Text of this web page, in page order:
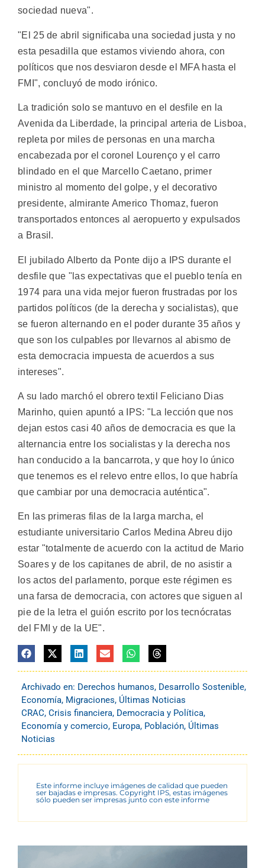
sociedad nueva".
"El 25 de abril significaba una sociedad justa y no
esta pesadilla que estamos viviendo ahora, con
políticos que nos desviaron desde el MFA hasta el
FMI", concluyó de modo irónico.
La tradición solo se mantuvo en el desfile en la
Avenida da Liberdade, la principal arteria de Lisboa,
repleta por miles de personas en una marcha
encabezada por el coronel Lourenço y el carro
blindado en el que Marcello Caetano, primer
ministro al momento del golpe, y el decorativo
presidente, almirante Americo Thomaz, fueron
transportados entonces al aeropuerto y expulsados
a Brasil.
El jubilado Alberto da Ponte dijo a IPS durante el
desfile que "las expectativas que el pueblo tenía en
1974 para una vida mejor fueron frustradas por los
partidos políticos (de la derecha y socialistas), que
se fueron alternando en el poder durante 35 años y
que son los culpables por llevarnos al abismo de
esta democracia impuesta de acuerdos a sus
intereses".
A su lado marchó el obrero textil Feliciano Dias
Marinho, quien apuntó a IPS: "La lección que nos
dejan estos casi 40 años de democracia es que la
alternancia entre los socialistas y la derecha nos
han conducido a la bancarrota, y que hoy lo único
que tenemos es el relevo entre ellos, lo que habría
que cambiar por una democracia auténtica".
En las primeras filas de la larga marcha, el
estudiante universitario Carlos Medina Abreu dijo
estar "totalmente de acuerdo con la actitud de Mario
Soares y de los capitanes de abril, de no asistir a
los actos del parlamento, porque este régimen es
una farsa de democracia, con actores que siguen al
pie de la letra el guión escrito por los tecnócratas
del FMI y de la UE".
Archivado en: Derechos humanos, Desarrollo Sostenible,
Economía, Migraciones, Últimas Noticias
CRAC, Crisis financiera, Democracia y Política,
Economía y comercio, Europa, Población, Últimas
Noticias
Este informe incluye imágenes de calidad que pueden
ser bajadas e impresas. Copyright IPS, estas imágenes
sólo pueden ser impresas junto con este informe